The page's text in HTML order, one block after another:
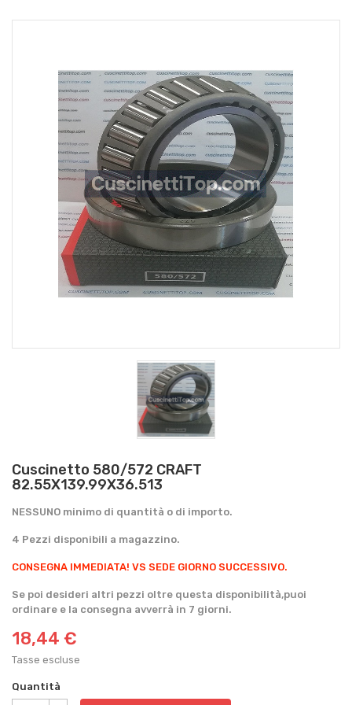
Cuscinetto 580/572 CRAFT
82.55X139.99X36.513
NESSUNO minimo di quantità o di importo.
4 Pezzi disponibili a magazzino.
CONSEGNA IMMEDIATA! VS SEDE GIORNO SUCCESSIVO.
Se poi desideri altri pezzi oltre questa disponibilità,puoi
ordinare e la consegna avverrà in 7 giorni.
18,44 €
Tasse escluse
Quantità